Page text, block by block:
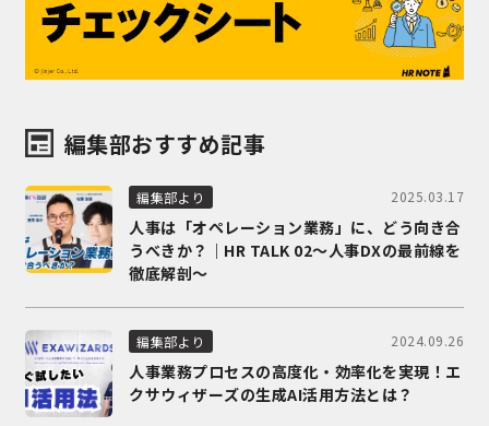
編集部おすすめ記事
編集部より 2025.03.17
人事は「オペレーション業務」に、どう向き合
うべきか？｜HR TALK 02～人事DXの最前線を
徹底解剖～
編集部より 2024.09.26
人事業務プロセスの高度化・効率化を実現！エ
クサウィザーズの生成AI活用方法とは？